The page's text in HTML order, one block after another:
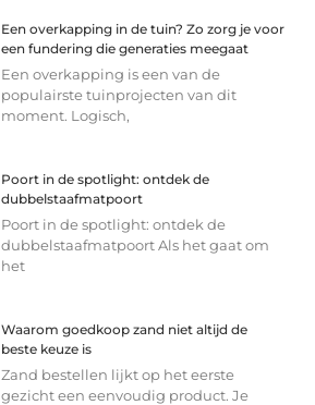
Een overkapping in de tuin? Zo zorg je voor
een fundering die generaties meegaat
Een overkapping is een van de
populairste tuinprojecten van dit
moment. Logisch,
Poort in de spotlight: ontdek de
dubbelstaafmatpoort
Poort in de spotlight: ontdek de
dubbelstaafmatpoort Als het gaat om
het
Waarom goedkoop zand niet altijd de
beste keuze is
Zand bestellen lijkt op het eerste
gezicht een eenvoudig product. Je